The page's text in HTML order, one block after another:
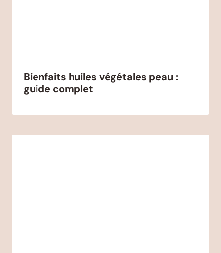
Bienfaits huiles végétales peau :
guide complet